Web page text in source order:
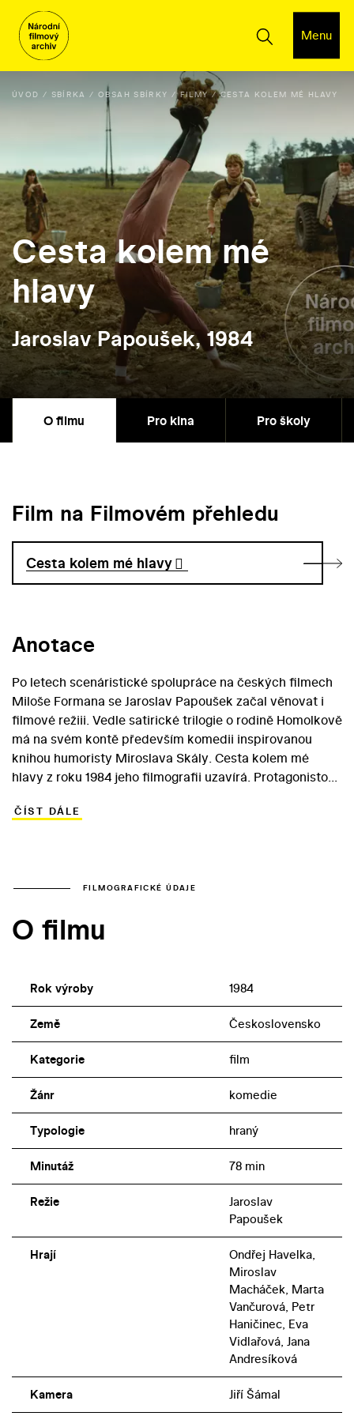
Menu
ÚVOD SBÍRKA OBSAH SBÍRKY FILMY CESTA KOLEM MÉ HLAVY
Cesta kolem mé
hlavy
Jaroslav Papoušek, 1984
O filmu Pro kina Pro školy
Film na Filmovém přehledu
Cesta kolem mé hlavy
Anotace
Po letech scenáristické spolupráce na českých filmech
Miloše Formana se Jaroslav Papoušek začal věnovat i
filmové režiii. Vedle satirické trilogie o rodině Homolkově
má na svém kontě především komedii inspirovanou
knihou humoristy Miroslava Skály. Cesta kolem mé
hlavy z roku 1984 jeho filmografii uzavírá. Protagonistou
depresivní středoškolský profesor Robert, jenž strádá
Přesvědčivého a sympatického hlavního představitele
divácky atraktivním snímku excelují Miroslav Macháček
ČÍST DÁLE
FILMOGRAFICKÉ ÚDAJE
O filmu
Rok výroby 1984
Země Československo
Kategorie film
Žánr komedie
Typologie hraný
Minutáž 78 min
Režie
Jaroslav
Papoušek
Hrají
Ondřej Havelka,
Miroslav
Macháček, Marta
Vančurová, Petr
Haničinec, Eva
Vidlařová, Jana
Andresíková
Kamera Jiří Šámal